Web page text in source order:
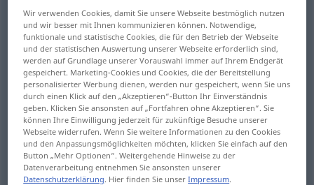
increase add to, emphasize -s-, ntensify
intensify, amplify, boost
reinforce, intensify, increase
truss, stiffen intensify
Weitere Übersetzungen...
Wir verwenden Cookies, damit Sie unsere Webseite bestmöglich nutzen
und wir besser mit Ihnen kommunizieren können. Notwendige,
funktionale und statistische Cookies, die für den Betrieb der Webseite
und der statistischen Auswertung unserer Webseite erforderlich sind,
werden auf Grundlage unserer Vorauswahl immer auf Ihrem Endgerät
gespeichert. Marketing-Cookies und Cookies, die der Bereitstellung
personalisierter Werbung dienen, werden nur gespeichert, wenn Sie uns
durch einen Klick auf den „Akzeptieren“-Button Ihr Einverständnis
geben. Klicken Sie ansonsten auf „Fortfahren ohne Akzeptieren“. Sie
können Ihre Einwilligung jederzeit für zukünftige Besuche unserer
Webseite widerrufen. Wenn Sie weitere Informationen zu den Cookies
und den Anpassungsmöglichkeiten möchten, klicken Sie einfach auf den
Button „Mehr Optionen“. Weitergehende Hinweise zu der
Datenverarbeitung entnehmen Sie ansonsten unserer
Datenschutzerklärung. Hier finden Sie unserImpressum.